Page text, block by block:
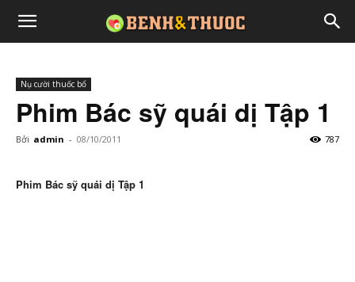
Nụ cười thuốc bổ
Phim Bác sỹ quái dị Tập 1
Bởi admin - 08/10/2011 787
Phim Bác sỹ quái dị Tập 1